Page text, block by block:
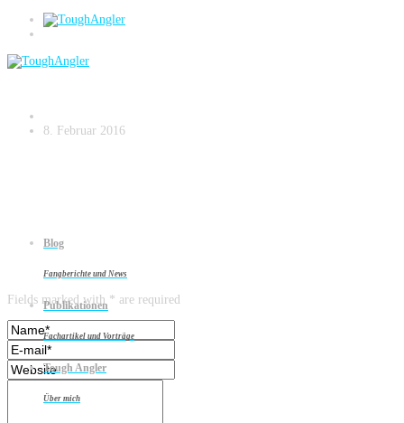
Blog
Fangberichte und News
Publikationen
Fachartikel und Vorträge
Tough Angler
Über mich
Launische Biester.037
8. Februar 2016
Leave a reply
Fields marked with * are required